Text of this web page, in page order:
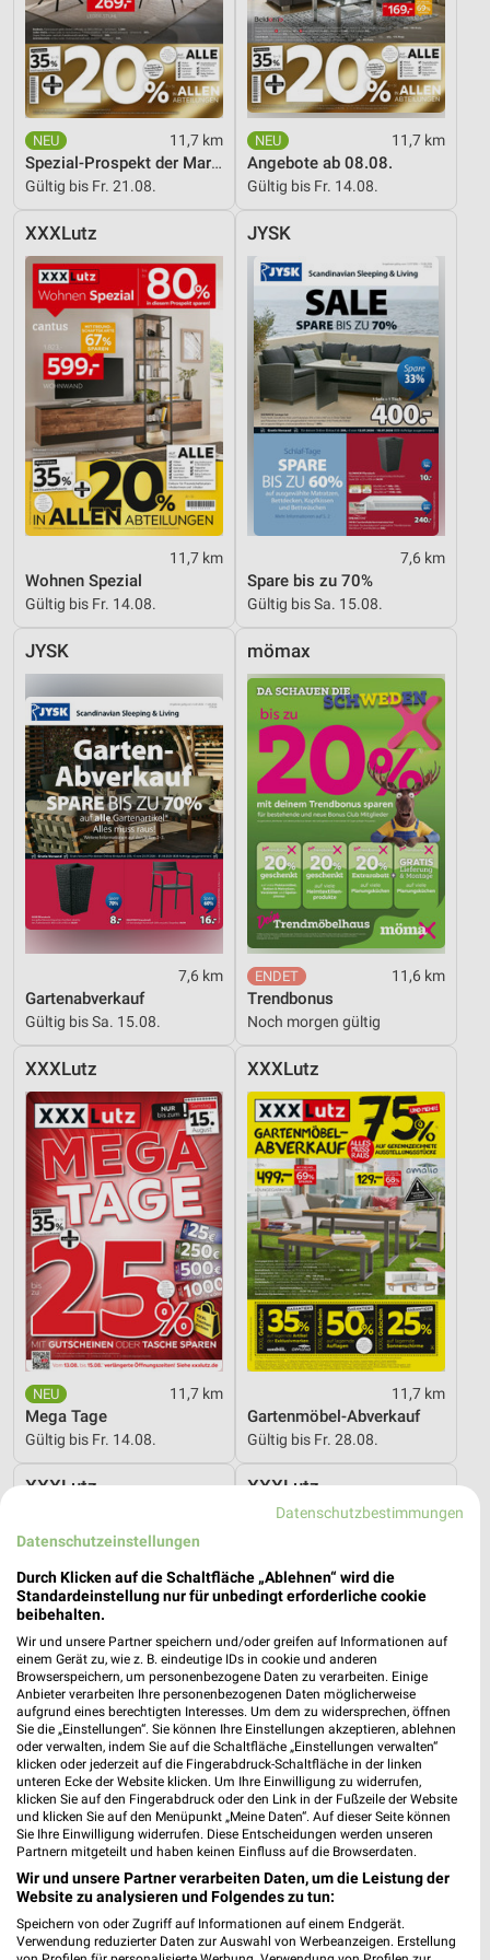
11,7 km
Spezial-Prospekt der Marken
Gültig bis Fr. 21.08.
11,7 km
Angebote ab 08.08.
Gültig bis Fr. 14.08.
XXXLutz
11,7 km
Wohnen Spezial
Gültig bis Fr. 14.08.
JYSK
7,6 km
Spare bis zu 70%
Gültig bis Sa. 15.08.
JYSK
7,6 km
Gartenabverkauf
Gültig bis Sa. 15.08.
mömax
11,6 km
Trendbonus
Noch morgen gültig
XXXLutz
11,7 km
Mega Tage
Gültig bis Fr. 14.08.
XXXLutz
11,7 km
Gartenmöbel-Abverkauf
Gültig bis Fr. 28.08.
XXXLutz
11,7 km
Wohnenpreishits
Gültig bis Fr. 14.08.
XXXLutz
11,7 km
Wohnen-Preishits
Gültig bis Fr. 14.08.
XXXLutz XXXLutz
Datenschutzbestimmungen
Datenschutzeinstellungen
Durch Klicken auf die Schaltfläche „Ablehnen“ wird die
Standardeinstellung nur für unbedingt erforderliche cookie
beibehalten.
Wir und unsere Partner speichern und/oder greifen auf Informationen auf
einem Gerät zu, wie z. B. eindeutige IDs in cookie und anderen
Browserspeichern, um personenbezogene Daten zu verarbeiten. Einige
Anbieter verarbeiten Ihre personenbezogenen Daten möglicherweise
aufgrund eines berechtigten Interesses. Um dem zu widersprechen, öffnen
Sie die „Einstellungen“. Sie können Ihre Einstellungen akzeptieren, ablehnen
oder verwalten, indem Sie auf die Schaltfläche „Einstellungen verwalten“
klicken oder jederzeit auf die Fingerabdruck-Schaltfläche in der linken
unteren Ecke der Website klicken. Um Ihre Einwilligung zu widerrufen,
klicken Sie auf den Fingerabdruck oder den Link in der Fußzeile der Website
und klicken Sie auf den Menüpunkt „Meine Daten“. Auf dieser Seite können
Sie Ihre Einwilligung widerrufen. Diese Entscheidungen werden unseren
Partnern mitgeteilt und haben keinen Einfluss auf die Browserdaten.
Wir und unsere Partner verarbeiten Daten, um die Leistung der
Website zu analysieren und Folgendes zu tun:
Speichern von oder Zugriff auf Informationen auf einem Endgerät.
Verwendung reduzierter Daten zur Auswahl von Werbeanzeigen. Erstellung